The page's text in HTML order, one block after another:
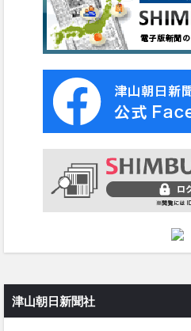
津山朝日新聞社